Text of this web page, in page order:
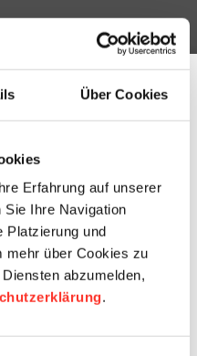
Über Cookies
Erfahrung auf unserer
Ihre Navigation
Platzierung und
mehr über Cookies zu
abzumelden,
.